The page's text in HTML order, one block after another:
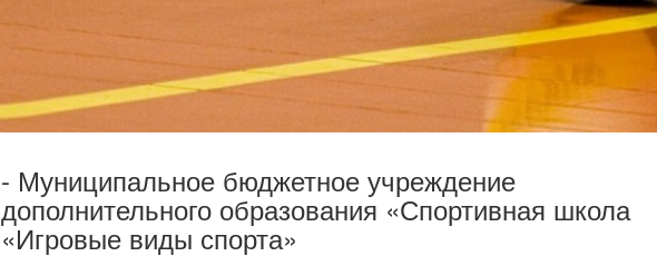
- Муниципальное бюджетное учреждение
дополнительного образования «Спортивная школа
«Игровые виды спорта»